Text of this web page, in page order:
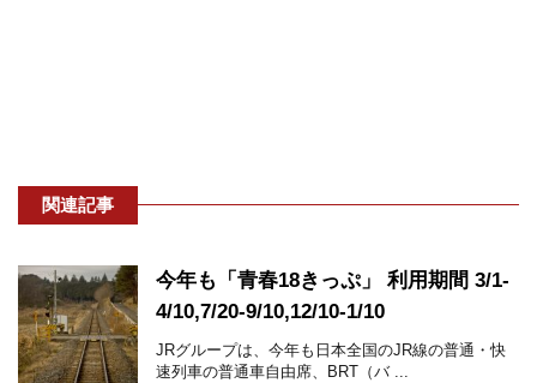
関連記事
今年も「青春18きっぷ」 利用期間 3/1-
4/10,7/20-9/10,12/10-1/10
JRグループは、今年も日本全国のJR線の普通・快
速列車の普通車自由席、BRT（バ ...